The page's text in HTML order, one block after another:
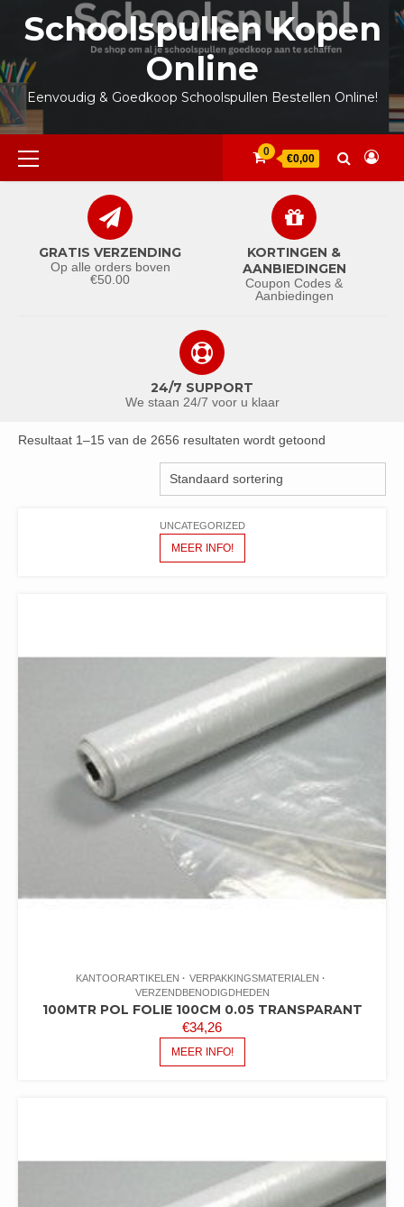
inhoud
Schoolspullen Kopen
Online
Eenvoudig & Goedkoop Schoolspullen Bestellen Online!
Primair
menu
0
€0,00
GRATIS VERZENDING
Op alle orders boven
€50.00
KORTINGEN &
AANBIEDINGEN
Coupon Codes &
Aanbiedingen
24/7 SUPPORT
We staan 24/7 voor u klaar
Resultaat 1–15 van de 2656 resultaten wordt getoond
UNCATEGORIZED
MEER INFO!
KANTOORARTIKELEN
VERPAKKINGSMATERIALEN
VERZENDBENODIGDHEDEN
100MTR POL FOLIE 100CM 0.05 TRANSPARANT
€34,26
MEER INFO!